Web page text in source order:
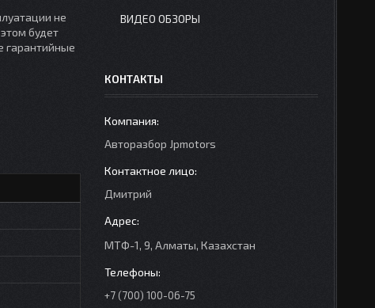
не
будет
гарантийные
ВИДЕО ОБЗОРЫ
КОНТАКТЫ
Авторазбор Jpmotors
Дмитрий
МТФ-1, 9, Алматы, Казахстан
+7 (700) 100-06-75